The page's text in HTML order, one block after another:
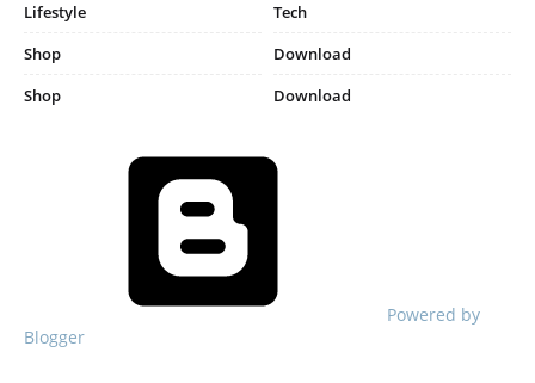
Lifestyle
Tech
Shop
Download
Shop
Download
Powered by
Blogger